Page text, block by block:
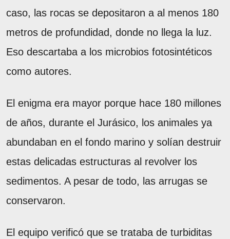
caso, las rocas se depositaron a al menos 180
metros de profundidad, donde no llega la luz.
Eso descartaba a los microbios fotosintéticos
como autores.
El enigma era mayor porque hace 180 millones
de años, durante el Jurásico, los animales ya
abundaban en el fondo marino y solían destruir
estas delicadas estructuras al revolver los
sedimentos. A pesar de todo, las arrugas se
conservaron.
El equipo verificó que se trataba de turbiditas